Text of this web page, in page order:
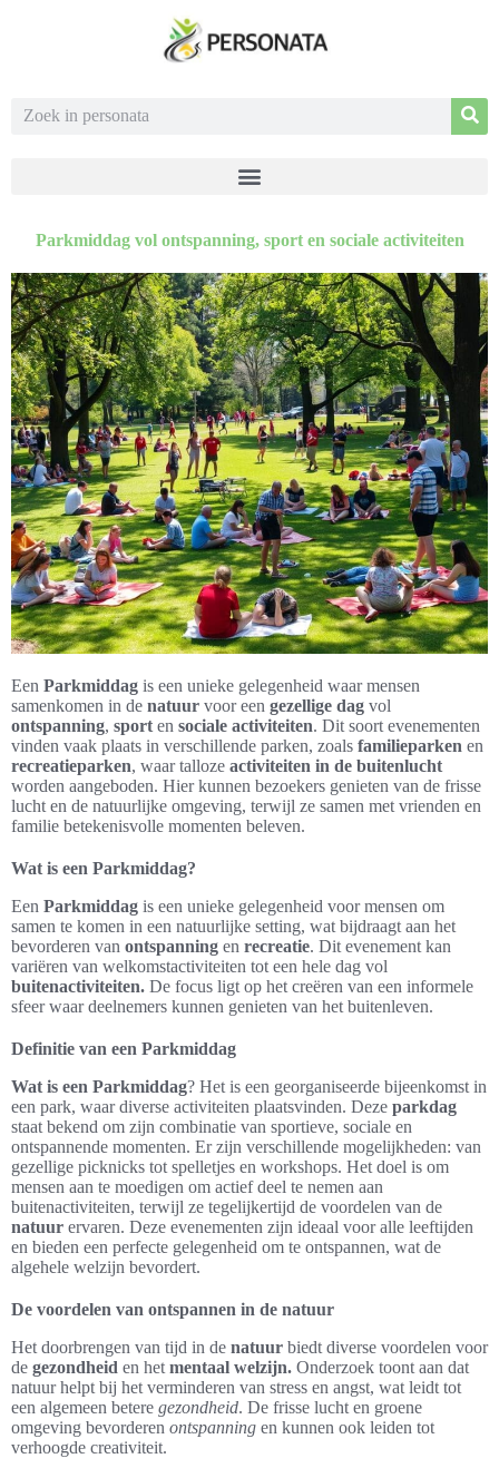
Parkmiddag vol ontspanning, sport en sociale activiteiten
Een Parkmiddag is een unieke gelegenheid waar mensen
samenkomen in de natuur voor een gezellige dag vol
ontspanning, sport en sociale activiteiten. Dit soort evenementen
vinden vaak plaats in verschillende parken, zoals familieparken en
recreatieparken, waar talloze activiteiten in de buitenlucht
worden aangeboden. Hier kunnen bezoekers genieten van de frisse
lucht en de natuurlijke omgeving, terwijl ze samen met vrienden en
familie betekenisvolle momenten beleven.
Wat is een Parkmiddag?
Een Parkmiddag is een unieke gelegenheid voor mensen om
samen te komen in een natuurlijke setting, wat bijdraagt aan het
bevorderen van ontspanning en recreatie. Dit evenement kan
variëren van welkomstactiviteiten tot een hele dag vol
buitenactiviteiten. De focus ligt op het creëren van een informele
sfeer waar deelnemers kunnen genieten van het buitenleven.
Definitie van een Parkmiddag
Wat is een Parkmiddag? Het is een georganiseerde bijeenkomst in
een park, waar diverse activiteiten plaatsvinden. Deze parkdag
staat bekend om zijn combinatie van sportieve, sociale en
ontspannende momenten. Er zijn verschillende mogelijkheden: van
gezellige picknicks tot spelletjes en workshops. Het doel is om
mensen aan te moedigen om actief deel te nemen aan
buitenactiviteiten, terwijl ze tegelijkertijd de voordelen van de
natuur ervaren. Deze evenementen zijn ideaal voor alle leeftijden
en bieden een perfecte gelegenheid om te ontspannen, wat de
algehele welzijn bevordert.
De voordelen van ontspannen in de natuur
Het doorbrengen van tijd in de natuur biedt diverse voordelen voor
de gezondheid en het mentaal welzijn. Onderzoek toont aan dat
natuur helpt bij het verminderen van stress en angst, wat leidt tot
een algemeen betere gezondheid. De frisse lucht en groene
omgeving bevorderen ontspanning en kunnen ook leiden tot
verhoogde creativiteit.